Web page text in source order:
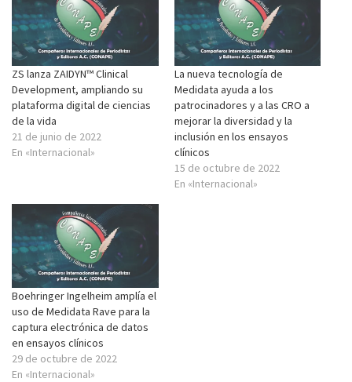
ZS lanza ZAIDYN™ Clinical
Development, ampliando su
plataforma digital de ciencias
de la vida
21 de junio de 2022
En «Internacional»
La nueva tecnología de
Medidata ayuda a los
patrocinadores y a las CRO a
mejorar la diversidad y la
inclusión en los ensayos
clínicos
15 de octubre de 2022
En «Internacional»
Boehringer Ingelheim amplía el
uso de Medidata Rave para la
captura electrónica de datos
en ensayos clínicos
29 de octubre de 2022
En «Internacional»